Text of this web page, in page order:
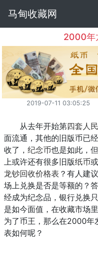
马甸收藏网
2000年
2019-07-11 03:05:25
从去年开始第四套人
面流通，其他的旧版币已
收了， 纪念币也是如此，
上或许还有很多旧版纸币
龙钞回收价格表 ？有人建
场上兑换是否是等额的？
经成为纪念品，银行兑换
是如今面值，在收藏市场
为了币王，那么在2000年
表如何呢？